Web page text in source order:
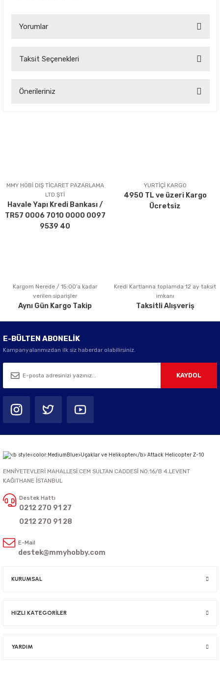
Yorumlar
Taksit Seçenekleri
Önerileriniz
Ürün açıklamasında eksik bilgiler bulunuyor.
Ürün bilgilerinde hatalar bulunuyor.
Ürün fiyatı diğer sitelerden daha pahalı.
Bu ürüne benzer farklı alternatifler olmalı.
Gönder
MMY HOBİ DIŞ TİCARET PAZARLAMA
LTD.ŞTİ
Havale Yapı Kredi Bankası /
TR57 0006 7010 0000 0097
9539 40
YURTİÇİ KARGO
4950 TL ve üzeri Kargo
Ücretsiz
Kargom Nerede / 15:00’a kadar
verilen siparişler
Aynı Gün Kargo Takip
Kredi Kartlarına toplamda 12 ay taksit
imkanı
Taksitli Alışveriş
E-BÜLTEN ABONELİK
Kampanyalarımızdan ilk siz haberdar olabilirsiniz.
KAYDOL
EMNİYETEVLERİ MAHALLESİ CEM SULTAN CADDESİ NO:16/B 4.LEVENT
KAĞITHANE İSTANBUL
Destek Hattı
0212 270 91 27
0212 270 91 28
E-Mail
destek@mmyhobby.com
KURUMSAL
HIZLI KATEGORİLER
YARDIM